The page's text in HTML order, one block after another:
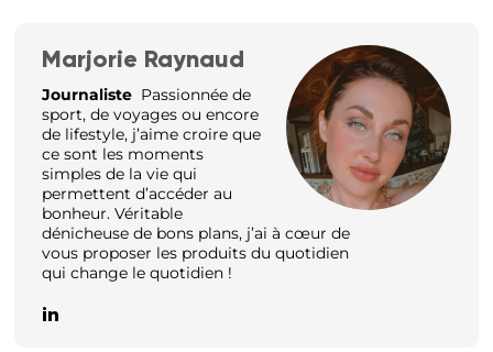
Marjorie Raynaud
Journaliste Passionnée de
sport, de voyages ou encore
de lifestyle, j’aime croire que
ce sont les moments
simples de la vie qui
permettent d’accéder au
bonheur. Véritable
dénicheuse de bons plans, j’ai à cœur de
vous proposer les produits du quotidien
qui change le quotidien !